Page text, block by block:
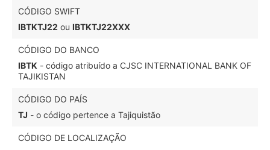
CÓDIGO SWIFT
IBTKTJ22 ou IBTKTJ22XXX
CÓDIGO DO BANCO
IBTK - código atribuído a CJSC INTERNATIONAL BANK OF
TAJIKISTAN
CÓDIGO DO PAÍS
TJ - o código pertence a Tajiquistão
CÓDIGO DE LOCALIZAÇÃO